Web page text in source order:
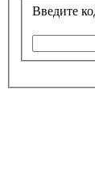
Введите